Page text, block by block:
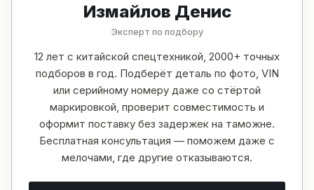
Измайлов Денис
Эксперт по подбору
12 лет с китайской спецтехникой, 2000+ точных
подборов в год. Подберёт деталь по фото, VIN
или серийному номеру даже со стёртой
маркировкой, проверит совместимость и
оформит поставку без задержек на таможне.
Бесплатная консультация — поможем даже с
мелочами, где другие отказываются.